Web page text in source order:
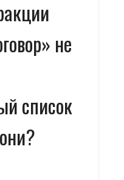
не
список